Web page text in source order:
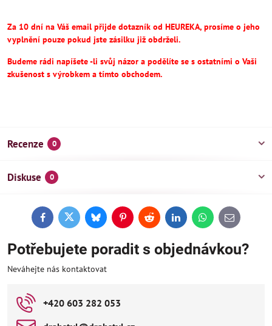
Za 10 dní na Váš email přijde dotazník od HEUREKA, prosíme o jeho
vyplnění pouze pokud jste zásilku již obdrželi.
Budeme rádi napíšete -li svůj názor a podělíte se s ostatními o Vaši
zkušenost s výrobkem a tímto obchodem.
Recenze 0
Diskuse 0
FacebookTwitterBlueskyPinterestReddit LinkedInWhatsApp
E-
mail
Potřebujete poradit s objednávkou?
Neváhejte nás kontaktovat
+420 603 282 053